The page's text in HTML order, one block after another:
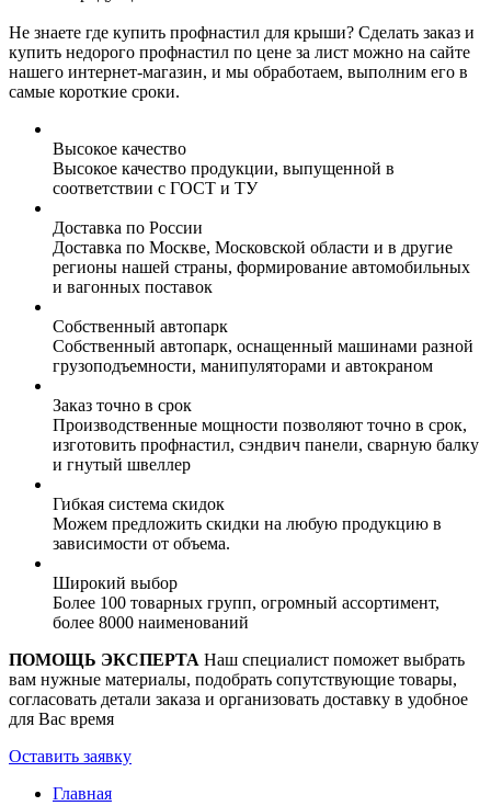
Не знаете где купить профнастил для крыши? Сделать заказ и
купить недорого профнастил по цене за лист можно на сайте
нашего интернет-магазин, и мы обработаем, выполним его в
самые короткие сроки.
Высокое качество
Высокое качество продукции, выпущенной в
соответствии с ГОСТ и ТУ
Доставка по России
Доставка по Москве, Московской области и в другие
регионы нашей страны, формирование автомобильных
и вагонных поставок
Собственный автопарк
Собственный автопарк, оснащенный машинами разной
грузоподъемности, манипуляторами и автокраном
Заказ точно в срок
Производственные мощности позволяют точно в срок,
изготовить профнастил, сэндвич панели, сварную балку
и гнутый швеллер
Гибкая система скидок
Можем предложить скидки на любую продукцию в
зависимости от объема.
Широкий выбор
Более 100 товарных групп, огромный ассортимент,
более 8000 наименований
ПОМОЩЬ ЭКСПЕРТА Наш специалист поможет выбрать
вам нужные материалы, подобрать сопутствующие товары,
согласовать детали заказа и организовать доставку в удобное
для Вас время
Оставить заявку
Главная